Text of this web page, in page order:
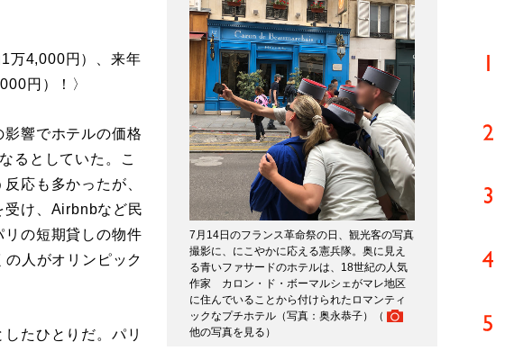
7月14日のフランス革命祭の日、観光客の写真
撮影に、にこやかに応える憲兵隊。奥に見え
る青いファサードのホテルは、18世紀の人気
作家 カロン・ド・ボーマルシェがマレ地区
に住んでいることから付けられたロマンティ
ックなプチホテル（写真：奥永恭子）（
他の写真を見る ）
万4,000円）、来年
円）！〉
響でホテルの価格
るとしていた。こ
応も多かったが、
受け、Airbnbなど民
の短期貸しの物件
人がオリンピック
たひとりだ。パリ